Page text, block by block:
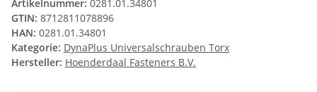
Artikelnummer: 0281.01.34801
GTIN: 8712811078896
HAN: 0281.01.34801
Kategorie: DynaPlus Universalschrauben Torx
Hersteller: Hoenderdaal Fasteners B.V.